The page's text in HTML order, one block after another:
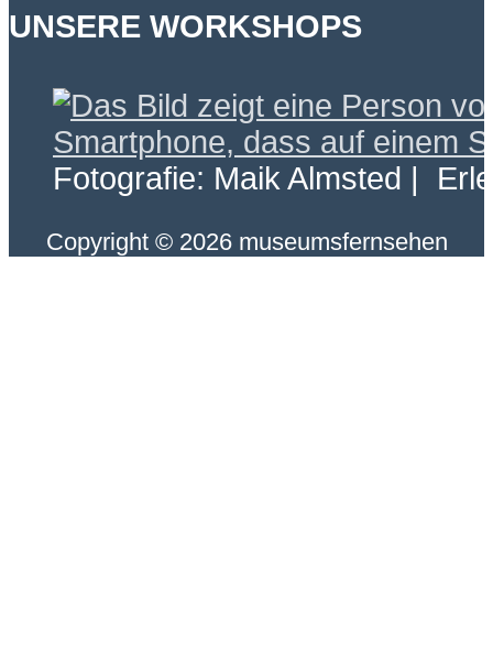
UNSERE WORKSHOPS
Fotografie: Maik Almsted |
Copyright © 2026 museumsfernsehen